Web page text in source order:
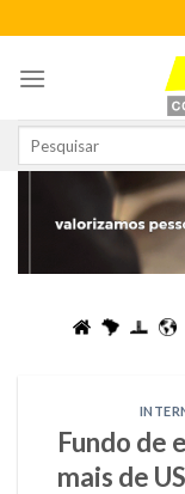
to
content
Fundo de
mais de